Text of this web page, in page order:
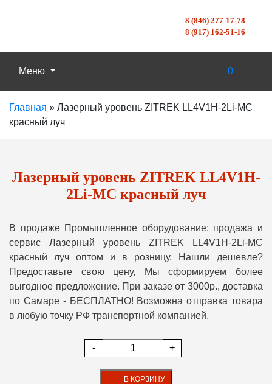
8 (846) 277-17-78
8 (917) 162-51-16
Меню 0
Главная » Лазерный уровень ZITREK LL4V1H-2Li-MC
красный луч
Лазерный уровень ZITREK LL4V1H-
2Li-MC красный луч
В продаже Промышленное оборудование: продажа и
сервис Лазерный уровень ZITREK LL4V1H-2Li-MC
красный луч оптом и в розницу. Нашли дешевле?
Предоставьте свою цену, Мы сформируем более
выгодное предложение. При заказе от 3000р., доставка
по Самаре - БЕСПЛАТНО! Возможна отправка товара
в любую точку РФ транспортной компанией.
- +
В КОРЗИНУ